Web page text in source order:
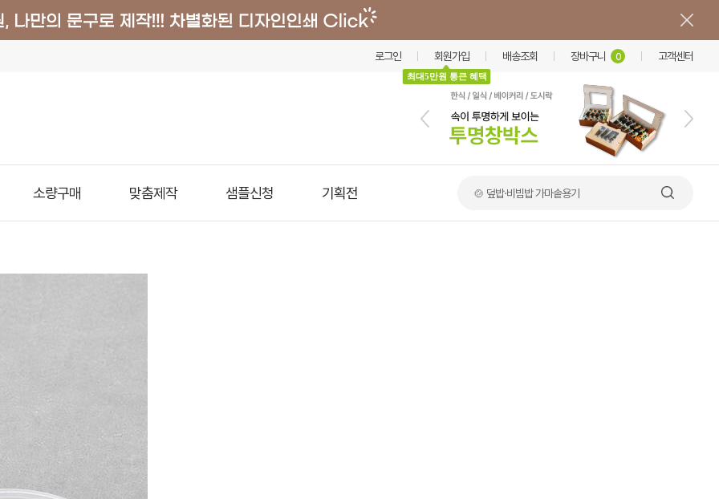
로그인 회원가입
최대5만원 통큰 혜택
배송조회 장바구니 0 고객센터
소량구매 맞춤제작 샘플신청 기획전 🍲 덮밥·비빔밥 가마솥용기